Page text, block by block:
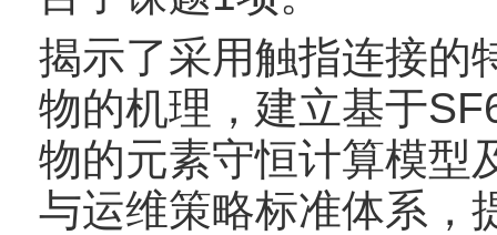
揭示了采用触指连接的
物的机理，建立基于
物的元素守恒计算模型
与运维策略标准体系，